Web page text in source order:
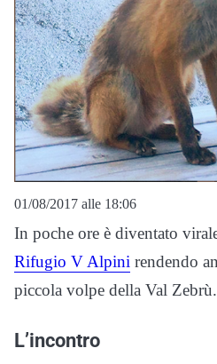
01/08/2017 alle 18:06
In poche ore è diventato
Rifugio V Alpini rendendo
piccola volpe della Val Zebrù.
L’incontro